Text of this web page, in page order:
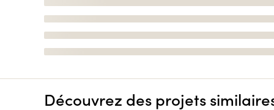
Découvrez des projets